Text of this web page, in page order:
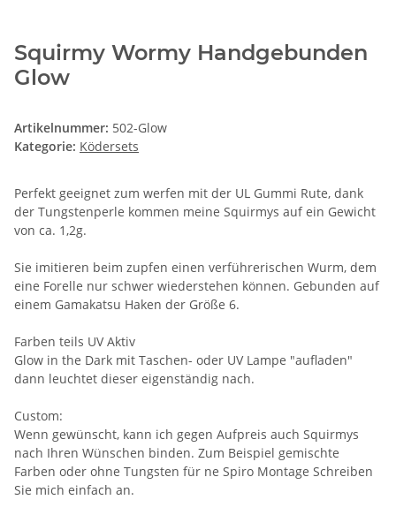
Squirmy Wormy Handgebunden
Glow
Artikelnummer: 502-Glow
Kategorie: Ködersets
Perfekt geeignet zum werfen mit der UL Gummi Rute, dank
der Tungstenperle kommen meine Squirmys auf ein Gewicht
von ca. 1,2g.
Sie imitieren beim zupfen einen verführerischen Wurm, dem
eine Forelle nur schwer wiederstehen können. Gebunden auf
einem Gamakatsu Haken der Größe 6.
Farben teils UV Aktiv
Glow in the Dark mit Taschen- oder UV Lampe "aufladen"
dann leuchtet dieser eigenständig nach.
Custom:
Wenn gewünscht, kann ich gegen Aufpreis auch Squirmys
nach Ihren Wünschen binden. Zum Beispiel gemischte
Farben oder ohne Tungsten für ne Spiro Montage Schreiben
Sie mich einfach an.